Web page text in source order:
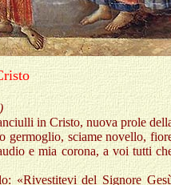
in Cristo, nuova prole
germoglio, sciame novello,
e mia corona, a voi tutti
«Rivestitevi del Signore